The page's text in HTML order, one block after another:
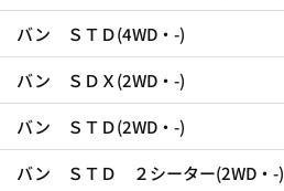
バン ＳＴＤ(4WD・-)
バン ＳＤＸ(2WD・-)
バン ＳＴＤ(2WD・-)
バン ＳＴＤ ２シーター(2WD・-)